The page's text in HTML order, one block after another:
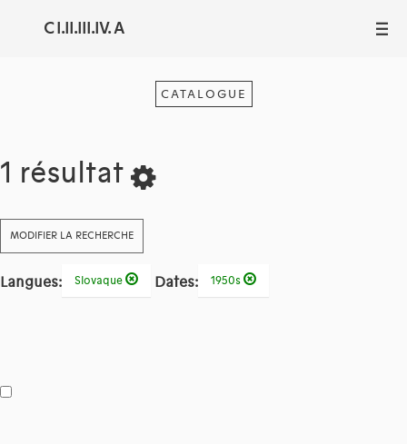
C I.II.III.IV. A III
CATALOGUE
1 résultat
MODIFIER LA RECHERCHE
Langues: Slovaque Dates: 1950s